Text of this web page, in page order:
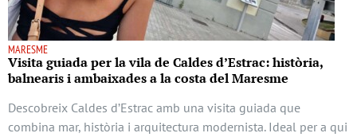
MARESME
Visita guiada per la vila de Caldes d’Estrac: història,
balnearis i ambaixades a la costa del Maresme
Descobreix Caldes d’Estrac amb una visita guiada que
combina mar, història i arquitectura modernista. Ideal per a qui